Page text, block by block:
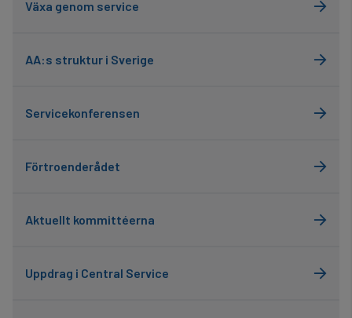
Växa genom service
AA:s struktur i Sverige
Servicekonferensen
Förtroenderådet
Aktuellt kommittéerna
Uppdrag i Central Service